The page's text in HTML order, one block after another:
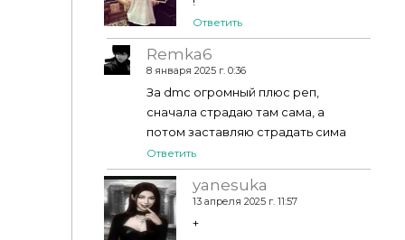
Ответить
Remka6
8 января 2025 г. 0:36
За dmc огромный плюс реп,
сначала страдаю там сама, а
потом заставляю страдать сима
Ответить
yanesuka
13 апреля 2025 г. 11:57
+